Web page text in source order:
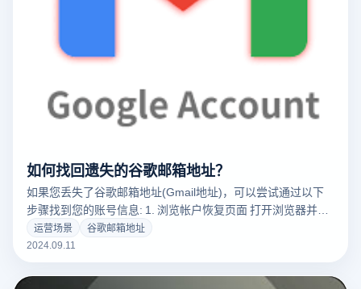
如何找回遗失的谷歌邮箱地址？
如果您丢失了谷歌邮箱地址(Gmail地址)，可以尝试通过以下
步骤找到您的账号信息: 1. 浏览帐户恢复页面 打开浏览器并浏
览谷歌账户恢复页面。这是找回丢失的Gmail地址的第一步。
2. 选择“找回邮箱” 在账户恢复页面中选择“找回丢失的电子邮
骤，您可以根据谷歌提供的指导，尝试查找您的谷歌地址及相
运营场景
谷歌邮箱地址
2024.09.11